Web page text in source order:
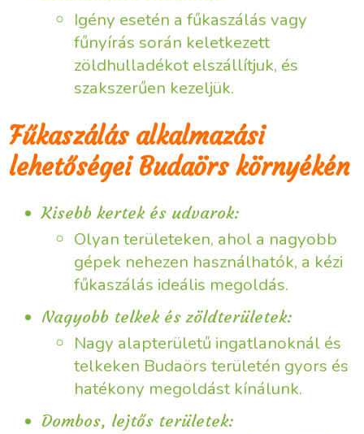
Igény esetén a fűkaszálás vagy
fűnyírás során keletkezett
zöldhulladékot elszállítjuk, és
szakszerűen kezeljük.
Fűkaszálás alkalmazási
lehetőségei Budaörs környékén
Kisebb kertek és udvarok:
Olyan területeken, ahol a nagyobb
gépek nehezen használhatók, a kézi
fűkaszálás ideális megoldás.
Nagyobb telkek és zöldterületek:
Nagy alapterületű ingatlanoknál és
telkeken Budaörs területén gyors és
hatékony megoldást kínálunk.
Dombos, lejtős területek: